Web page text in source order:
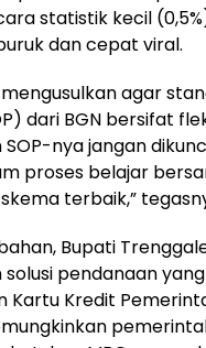
statistik kecil
dan cepat viral.
mengusulkan agar
dari BGN bersifat
nya jangan
proses belajar
terbaik,”
Bupati
pendanaan
Kartu Kredit